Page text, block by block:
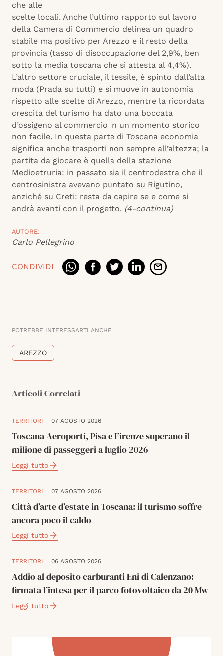
che alle
scelte locali. Anche l’ultimo rapporto sul lavoro
della Camera di Commercio delinea un quadro
stabile ma positivo per Arezzo e il resto della
provincia (tasso di disoccupazione del 2,9%, ben
sotto la media toscana che si attesta al 4,4%).
L’altro settore cruciale, il tessile, è spinto dall’alta
moda (Prada su tutti) e si muove in autonomia
rispetto alle scelte di Arezzo, mentre la ricordata
crescita del turismo ha dato una boccata
d’ossigeno al commercio in un momento storico
non facile. In questa parte di Toscana economia
significa anche trasporti non sempre all’altezza; la
partita da giocare è quella della stazione
Medioetruria: in passato sia il centrodestra che il
centrosinistra avevano puntato su Rigutino,
anziché su Creti: resta da capire se e come si
andrà avanti con il progetto. (4-continua)
AUTORE:
Carlo Pellegrino
CONDIVIDI
POTREBBE INTERESSARTI ANCHE
AREZZO
Articoli Correlati
TERRITORI 07 AGOSTO 2026
Toscana Aeroporti, Pisa e Firenze superano il
milione di passeggeri a luglio 2026
Leggi tutto
TERRITORI 07 AGOSTO 2026
Città d’arte d’estate in Toscana: il turismo soffre
ancora poco il caldo
Leggi tutto
TERRITORI 06 AGOSTO 2026
Addio al deposito carburanti Eni di Calenzano:
firmata l’intesa per il parco fotovoltaico da 20 Mw
Leggi tutto